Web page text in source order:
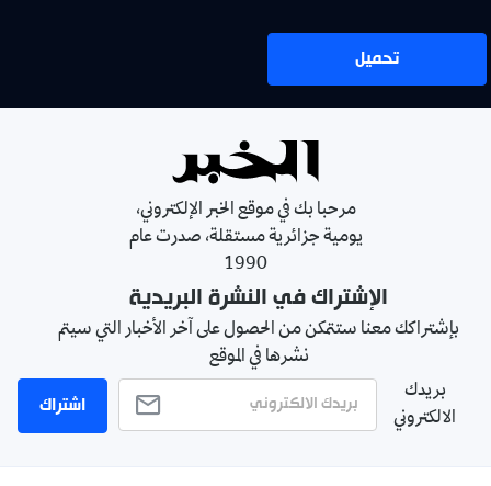
تحميل
مرحبا بك في موقع الخبر الإلكتروني،
يومية جزائرية مستقلة، صدرت عام
1990
الإشتراك في النشرة البريدية
بإشتراكك معنا ستتمكن من الحصول على آخر الأخبار التي سيتم
نشرها في الموقع
بريدك
الالكتروني
اشتراك